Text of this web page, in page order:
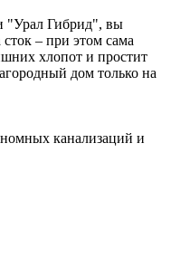
"Урал Гибрид", вы
– при этом сама
хлопот и простит
дом только на
канализаций и